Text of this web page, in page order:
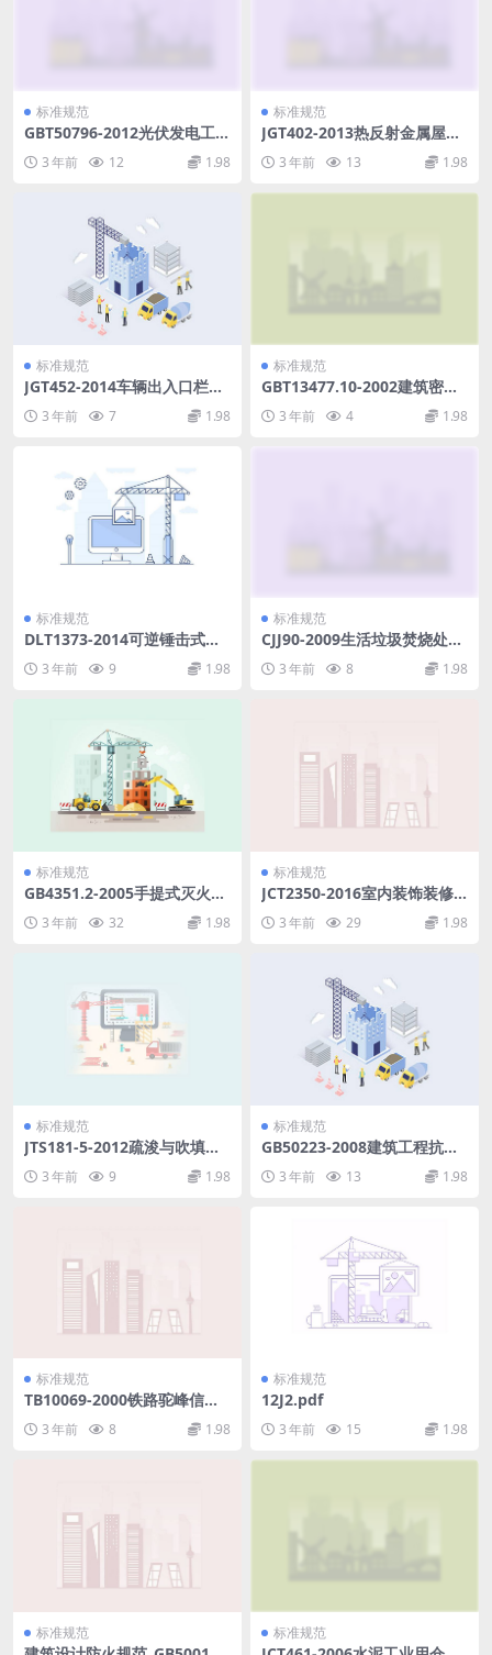
标准规范
GBT50796-2012光伏发电工程
3 年前 12 1.98
标准规范
JGT402-2013热反射金属屋面
3 年前 13 1.98
标准规范
JGT452-2014车辆出入口栏杆
3 年前 7 1.98
标准规范
GBT13477.10-2002建筑密封
粘结性的测定.pdf
3 年前 4 1.98
标准规范
DLT1373-2014可逆锤击式破
3 年前 9 1.98
标准规范
CJJ90-2009生活垃圾焚烧处理
3 年前 8 1.98
标准规范
GB4351.2-2005手提式灭火器
第2部分手提式二氧化碳灭火
器钢质无缝瓶体的要求.pdf
3 年前 32 1.98
标准规范
JCT2350-2016室内装饰装修
3 年前 29 1.98
标准规范
JTS181-5-2012疏浚与吹填工
3 年前 9 1.98
标准规范
GB50223-2008建筑工程抗震
3 年前 13 1.98
标准规范
TB10069-2000铁路驼峰信号
3 年前 8 1.98
标准规范
12J2.pdf
3 年前 15 1.98
标准规范 标准规范